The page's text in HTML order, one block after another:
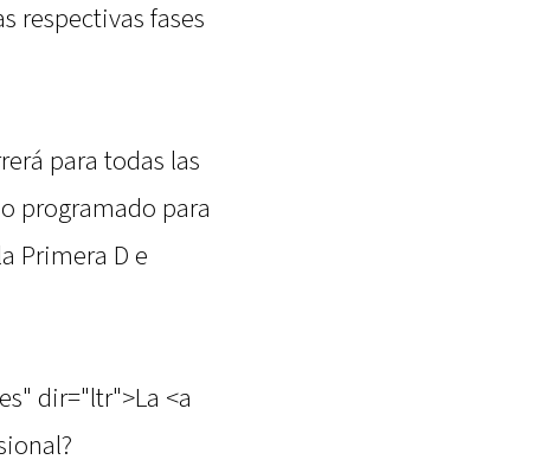
respectivas fases
para todas las
programado para
Primera D e
dir="ltr">La <a